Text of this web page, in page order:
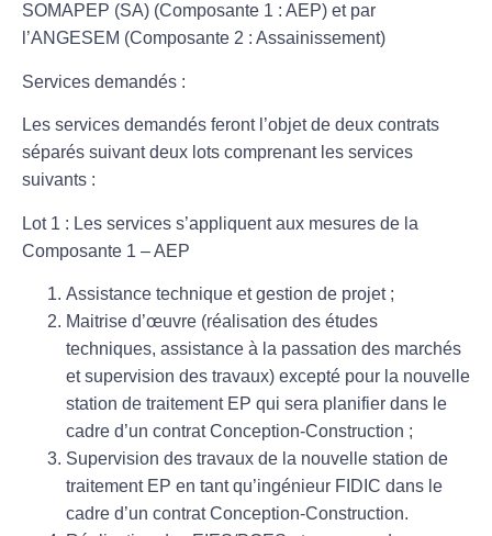
SOMAPEP (SA) (Composante 1 : AEP) et par
l’ANGESEM (Composante 2 : Assainissement)
Services demandés :
Les services demandés feront l’objet de deux contrats
séparés suivant deux lots comprenant les services
suivants :
Lot 1 : Les services s’appliquent aux mesures de la
Composante 1 – AEP
Assistance technique et gestion de projet ;
Maitrise d’œuvre (réalisation des études
techniques, assistance à la passation des marchés
et supervision des travaux) excepté pour la nouvelle
station de traitement EP qui sera planifier dans le
cadre d’un contrat Conception-Construction ;
Supervision des travaux de la nouvelle station de
traitement EP en tant qu’ingénieur FIDIC dans le
cadre d’un contrat Conception-Construction.